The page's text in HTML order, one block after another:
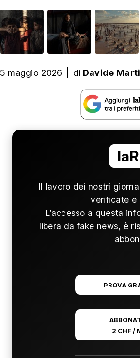
5 maggio 2026 di Davide
Il lavoro dei nostri
verificate e
L’accesso a questa
libera da fake news, è
PROVA
2 CHF /